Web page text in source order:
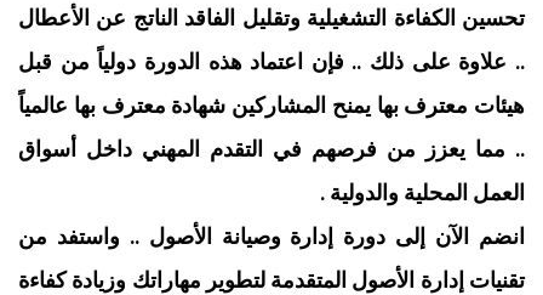
تحسين الكفاءة التشغيلية وتقليل الفاقد الناتج عن الأعطال
.. علاوة على ذلك .. فإن اعتماد هذه الدورة دولياً من قبل
هيئات معترف بها يمنح المشاركين شهادة معترف بها عالمياً
.. مما يعزز من فرصهم في التقدم المهني داخل أسواق
العمل المحلية والدولية .
انضم الآن إلى دورة إدارة وصيانة الأصول .. واستفد من
تقنيات إدارة الأصول المتقدمة لتطوير مهاراتك وزيادة كفاءة